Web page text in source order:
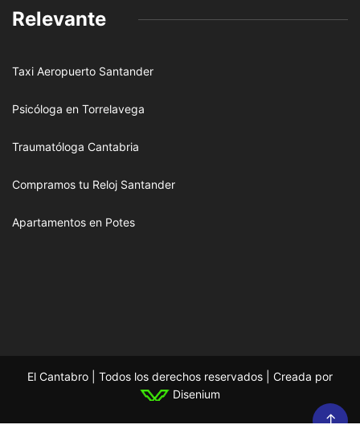
Relevante
Taxi Aeropuerto Santander
Psicóloga en Torrelavega
Traumatóloga Cantabria
Compramos tu Reloj Santander
Apartamentos en Potes
El Cantabro | Todos los derechos reservados | Creada por
Disenium